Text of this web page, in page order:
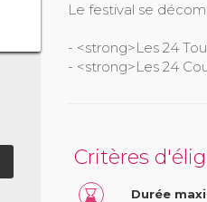
Le festival se
- <strong>Les 24
- <strong>Les 24
Critères
Durée